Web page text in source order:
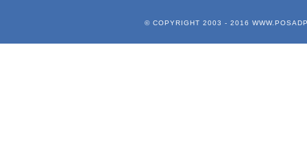
© COPYRIGHT 2003 - 2016